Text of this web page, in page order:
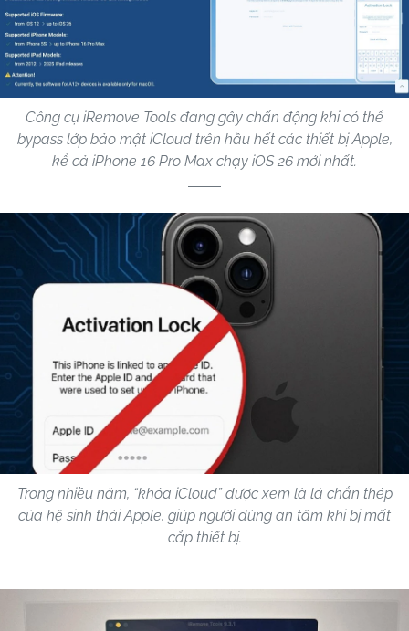
Công cụ iRemove Tools đang gây chấn động khi có thể
bypass lớp bảo mật iCloud trên hầu hết các thiết bị Apple,
kể cả iPhone 16 Pro Max chạy iOS 26 mới nhất.
Trong nhiều năm, “khóa iCloud” được xem là lá chắn thép
của hệ sinh thái Apple, giúp người dùng an tâm khi bị mất
cắp thiết bị.